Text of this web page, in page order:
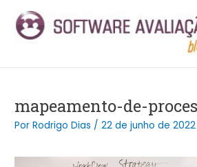
para
mapeamento-de-
PorRodrigo Dias /22 de junho de 2022
navigation